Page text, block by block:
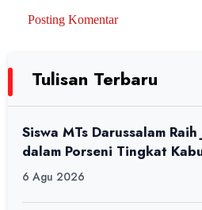
Posting Komentar
Tulisan Terbaru
Siswa MTs Darussalam Raih
dalam Porseni Tingkat
6 Agu 2026